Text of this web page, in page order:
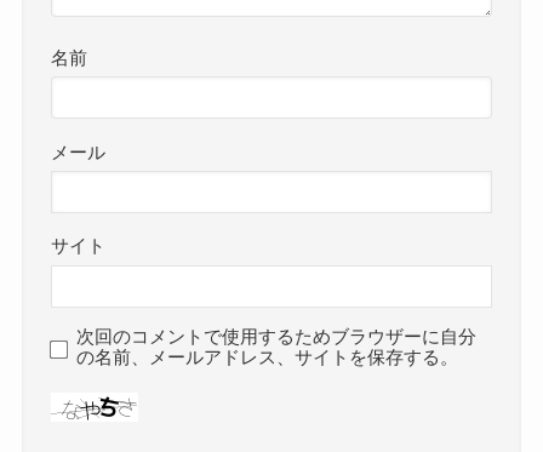
名前
メール
サイト
次回のコメントで使用するためブラウザーに自分
の名前、メールアドレス、サイトを保存する。